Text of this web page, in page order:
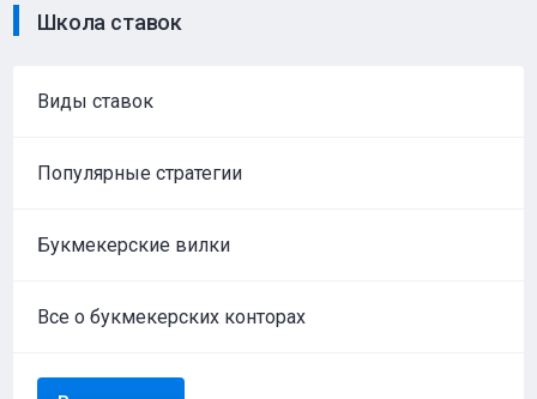
Школа ставок
Виды ставок
Популярные стратегии
Букмекерские вилки
Все о букмекерских конторах